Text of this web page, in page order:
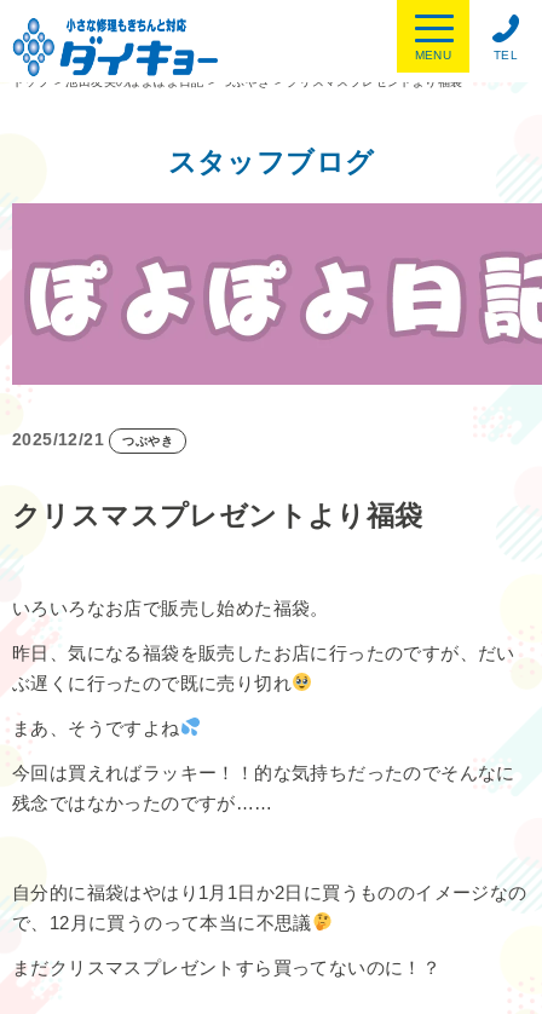
TEL
MENU
トップ
> 池田友美のぽよぽよ日記 > つぶやき > クリスマスプレゼントより福袋
スタッフブログ
2025/12/21 つぶやき
クリスマスプレゼントより福袋
いろいろなお店で販売し始めた福袋。
昨日、気になる福袋を販売したお店に行ったのですが、だい
ぶ遅くに行ったので既に売り切れ
まあ、そうですよね
今回は買えればラッキー！！的な気持ちだったのでそんなに
残念ではなかったのですが……
自分的に福袋はやはり1月1日か2日に買うもののイメージなの
で、12月に買うのって本当に不思議
まだクリスマスプレゼントすら買ってないのに！？